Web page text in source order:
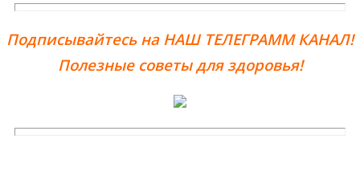
Подписывайтесь на НАШ ТЕЛЕГРАММ КАНАЛ!
Полезные советы для здоровья!